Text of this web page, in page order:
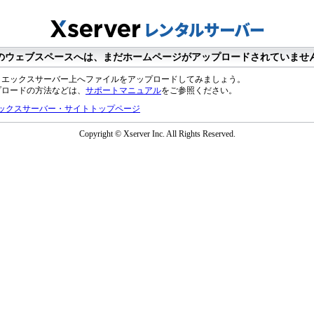
ウェブスペースへは、まだホームページがアップロードされていませ
ックスサーバー上へファイルをアップロードしてみましょう。
ードの方法などは、 サポートマニュアルをご参照ください。
クスサーバー・サイトトップページ
Copyright © Xserver Inc. All Rights Reserved.